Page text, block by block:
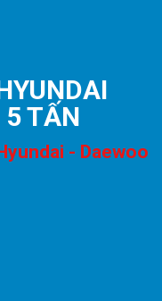
5 TẤN
- Daewoo